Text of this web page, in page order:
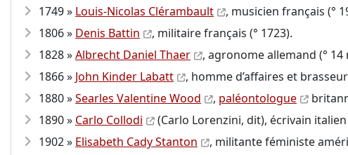
1749 » Louis-Nicolas Clérambault
, musicien français (°
1806 » Denis Battin
, militaire français (° 1723).
1828 »Albrecht Daniel Thaer
, agronome allemand (° 14
1866 » John Kinder Labatt , homme d’affaires et
1880 »Searles Valentine Wood , paléontologue
1890 » Carlo Collodi
(Carlo Lorenzini, dit), écrivain
1902 » Elisabeth Cady Stanton
, militante féministe